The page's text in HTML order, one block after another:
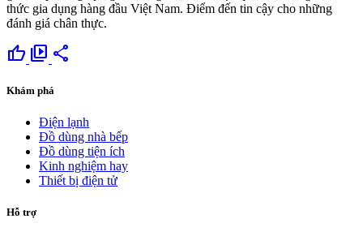
thức gia dụng hàng đầu Việt Nam. Điểm đến tin cậy cho những
đánh giá chân thực.
thumb_up video_library share
Khám phá
Điện lạnh
Đồ dùng nhà bếp
Đồ dùng tiện ích
Kinh nghiệm hay
Thiết bị điện tử
Hỗ trợ